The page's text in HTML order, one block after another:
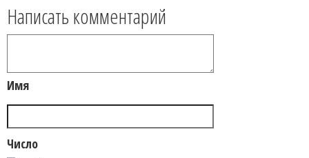
Написать комментарий
Имя
Число